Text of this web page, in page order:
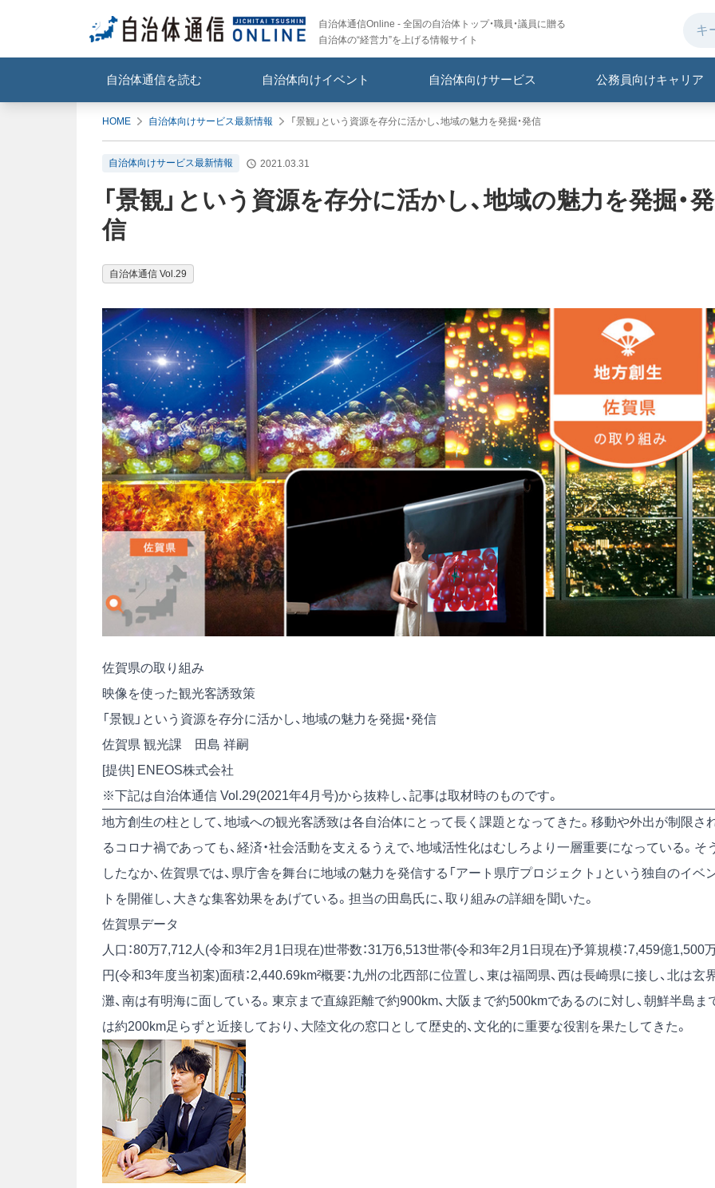
自治体通信Online - 全国の自治体トップ・職員・議員に贈る
自治体の“経営力”を上げる情報サイト
自治体通信を読む 自治体向けイベント 自治体向けサービス 公務員向けキャリア
HOME 自治体向けサービス最新情報 「景観」という資源を存分に活かし、地域の魅力を発掘・発信
自治体向けサービス最新情報 2021.03.31
「景観」という資源を存分に活かし、地域の魅力を発掘・発
信
自治体通信 Vol.29
佐賀県の取り組み
映像を使った観光客誘致策
「景観」という資源を存分に活かし、地域の魅力を発掘・発信
佐賀県 観光課 田島 祥嗣
[提供] ENEOS株式会社
※下記は自治体通信 Vol.29(2021年4月号)から抜粋し、記事は取材時のものです。
地方創生の柱として、地域への観光客誘致は各自治体にとって長く課題となってきた。移動や外出が制限さ
るコロナ禍であっても、経済・社会活動を支えるうえで、地域活性化はむしろより一層重要になっている。そ
したなか、佐賀県では、県庁舎を舞台に地域の魅力を発信する「アート県庁プロジェクト」という独自のイベ
トを開催し、大きな集客効果をあげている。担当の田島氏に、取り組みの詳細を聞いた。
佐賀県データ
人口：80万7,712人(令和3年2月1日現在)世帯数：31万6,513世帯(令和3年2月1日現在)予算規模：7,459億1,500
円(令和3年度当初案)面積：2,440.69km²概要：九州の北西部に位置し、東は福岡県、西は長崎県に接し、北は玄
灘、南は有明海に面している。東京まで直線距離で約900km、大阪まで約500kmであるのに対し、朝鮮半島ま
は約200km足らずと近接しており、大陸文化の窓口として歴史的、文化的に重要な役割を果たしてきた。